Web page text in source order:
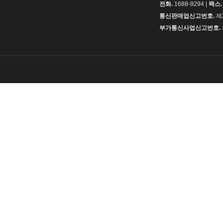
전화. 1688-9294 | 팩스.
통신판매업신고번호.
부가통신사업신고번호.